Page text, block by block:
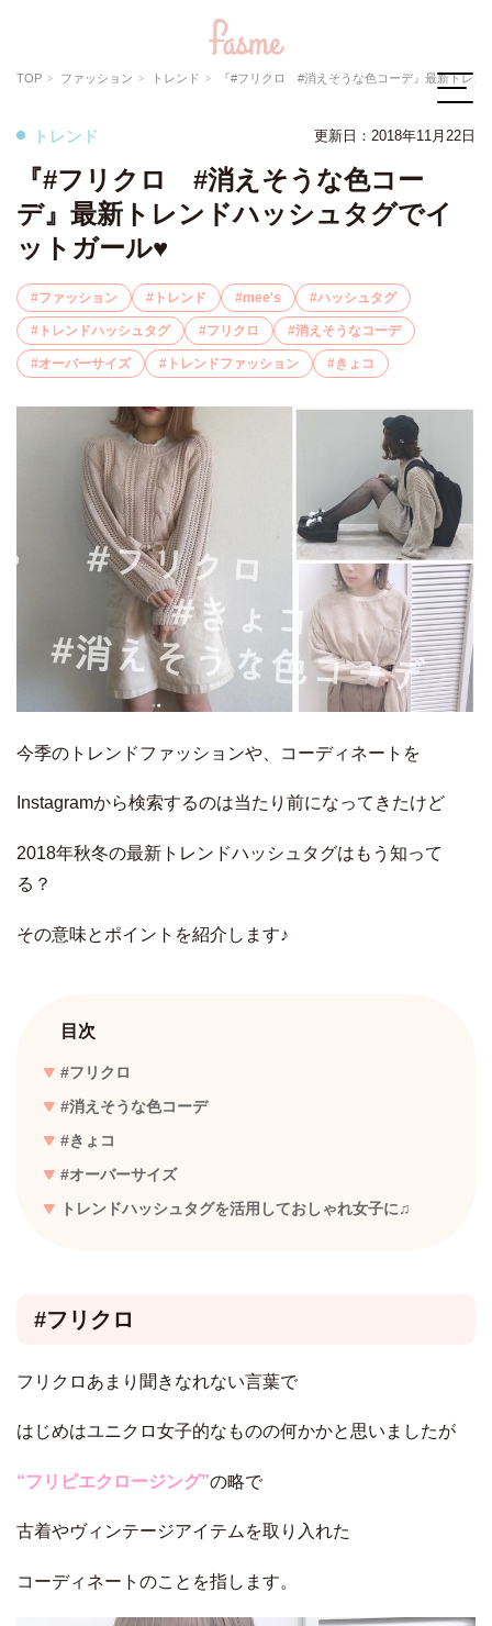
TOP ファッション トレンド 『#フリクロ #消えそうな色コーデ』最新トレンドハッシュタグでイ
トレンド 更新日：2018年11月22日
『#フリクロ #消えそうな色コー
デ』最新トレンドハッシュタグでイ
ットガール♥
ファッション トレンド mee's ハッシュタグ
トレンドハッシュタグ フリクロ 消えそうなコーデ
オーバーサイズ トレンドファッション きょコ
今季のトレンドファッションや、コーディネートを
Instagramから検索するのは当たり前になってきたけど
2018年秋冬の最新トレンドハッシュタグはもう知って
る？
その意味とポイントを紹介します♪
目次
#フリクロ
#消えそうな色コーデ
#きょコ
#オーバーサイズ
トレンドハッシュタグを活用しておしゃれ女子に♫
#フリクロ
フリクロあまり聞きなれない言葉で
はじめはユニクロ女子的なものの何かかと思いましたが
“フリピエクロージング”の略で
古着やヴィンテージアイテムを取り入れた
コーディネートのことを指します。